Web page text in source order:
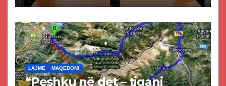
LAJME MAQEDONI
“Peshku në det – tigani